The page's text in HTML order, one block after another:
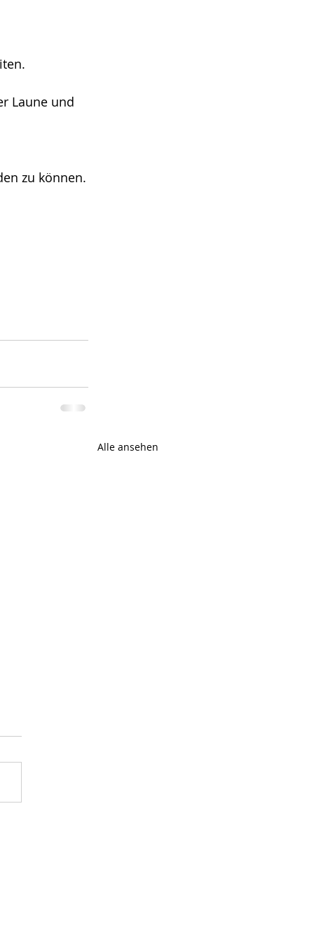
Laune und
zu können.
Alle ansehen